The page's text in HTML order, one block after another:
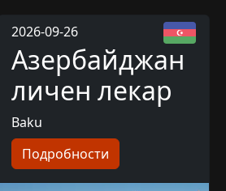
2026-09-26
Азербайджан
личен лекар
Baku
Подробности